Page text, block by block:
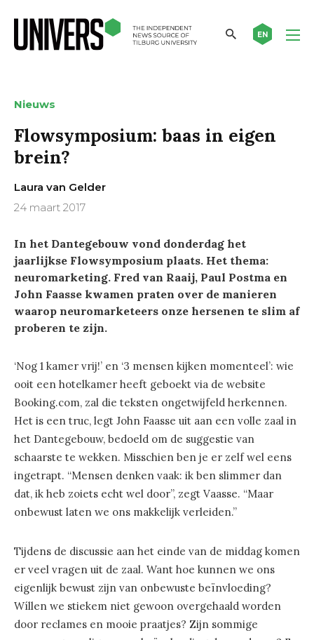
EN
Nieuws
Flowsymposium: baas in eigen
brein?
Laura van Gelder
24 maart 2017
In het Dantegebouw vond donderdag het
jaarlijkse Flowsymposium plaats. Het thema:
neuromarketing. Fred van Raaij, Paul Postma en
John Faasse kwamen praten over de manieren
waarop neuromarketeers onze hersenen te slim af
proberen te zijn.
‘Nog 1 kamer vrij!’ en ‘3 mensen kijken momenteel’: wie
ooit een hotelkamer heeft geboekt via de website
Booking.com, zal die teksten ongetwijfeld herkennen.
Het is een truc, legt John Faasse uit aan een volle zaal in
het Dantegebouw, bedoeld om de suggestie van
schaarste te wekken. Misschien ben je er zelf wel eens
ingetrapt. “Mensen denken vaak: ik ben slimmer dan
dat, ik heb zoiets echt wel door”, zegt Vaasse. “Maar
onbewust laten we ons makkelijk verleiden.”
Tijdens de discussie aan het einde van de middag komen
er veel vragen uit de zaal. Want hoe kunnen we ons
eigenlijk bewust zijn van onbewuste beïnvloeding?
Wíllen we stiekem niet gewoon overgehaald worden
door reclames en mooie praatjes? Zijn sommige